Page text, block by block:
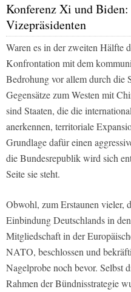
Konferenz Xi und
Vizepräsidenten
Waren es in der zweiten Hälfte
Konfrontation mit dem
Bedrohung vor allem durch die
Gegensätze zum Westen mit
sind Staaten, die die
anerkennen, territoriale
Grundlage dafür einen
die Bundesrepublik wird sich
Seite sie steht.
Obwohl, zum Erstaunen vieler,
Einbindung Deutschlands in
Mitgliedschaft in der
NATO, beschlossen und
Nagelprobe noch bevor. Selbst
Rahmen der Bündnisstrategie